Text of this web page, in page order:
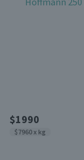
$1990
$7960 x kg